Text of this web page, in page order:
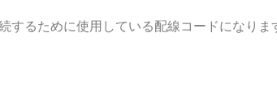
するために使用している配線コードになりま